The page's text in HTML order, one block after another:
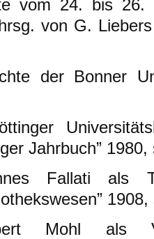
vom 24. bis
von G.
der Bonner
Jahrbuch”
Fallati als
Mohl als